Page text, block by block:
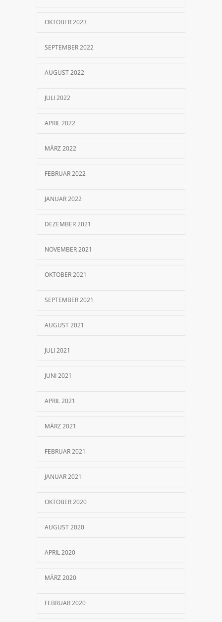
OKTOBER 2023
SEPTEMBER 2022
AUGUST 2022
JULI 2022
APRIL 2022
MÄRZ 2022
FEBRUAR 2022
JANUAR 2022
DEZEMBER 2021
NOVEMBER 2021
OKTOBER 2021
SEPTEMBER 2021
AUGUST 2021
JULI 2021
JUNI 2021
APRIL 2021
MÄRZ 2021
FEBRUAR 2021
JANUAR 2021
OKTOBER 2020
AUGUST 2020
APRIL 2020
MÄRZ 2020
FEBRUAR 2020